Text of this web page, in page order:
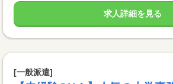
求人詳細を見る
[一般派遣]